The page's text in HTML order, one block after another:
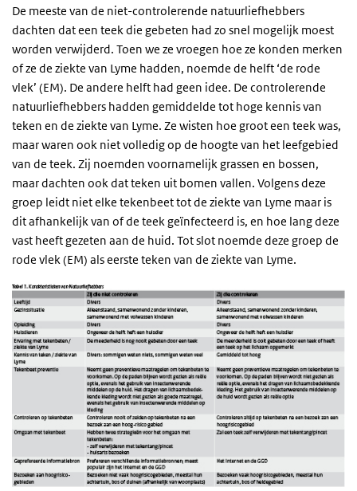
De meeste van de niet-controlerende natuurliefhebbers
dachten dat een teek die gebeten had zo snel mogelijk moest
worden verwijderd. Toen we ze vroegen hoe ze konden merken
of ze de ziekte van Lyme hadden, noemde de helft ‘de rode
vlek’ (EM). De andere helft had geen idee. De controlerende
natuurliefhebbers hadden gemiddelde tot hoge kennis van
teken en de ziekte van Lyme. Ze wisten hoe groot een teek was,
maar waren ook niet volledig op de hoogte van het leefgebied
van de teek. Zij noemden voornamelijk grassen en bossen,
maar dachten ook dat teken uit bomen vallen. Volgens deze
groep leidt niet elke tekenbeet tot de ziekte van Lyme maar is
dit afhankelijk van of de teek geïnfecteerd is, en hoe lang deze
vast heeft gezeten aan de huid. Tot slot noemde deze groep de
rode vlek (EM) als eerste teken van de ziekte van Lyme.